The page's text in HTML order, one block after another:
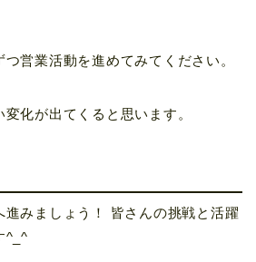
営業活動を進めてみてください。
化が出てくると思います。
みましょう！ 皆さんの挑戦と活躍
^_^